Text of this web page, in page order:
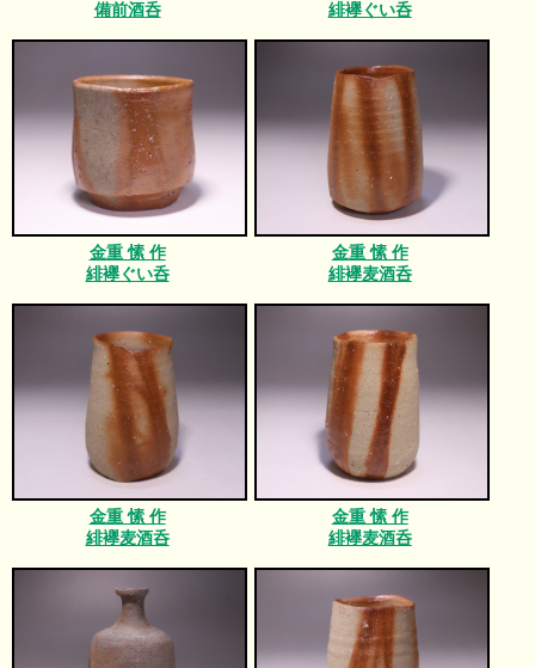
備前酒呑
緋襷ぐい呑
金重 愫 作
緋襷ぐい呑
金重 愫 作
緋襷麦酒呑
金重 愫 作
緋襷麦酒呑
金重 愫 作
緋襷麦酒呑